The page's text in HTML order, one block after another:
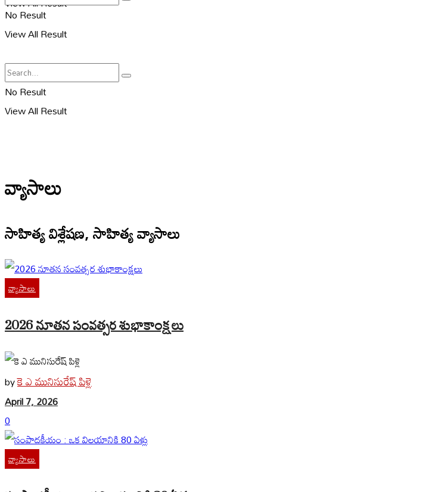
No Result
View All Result
No Result
View All Result
వ్యాసాలు
సాహిత్య విశ్లేషణ, సాహిత్య వ్యాసాలు
వ్యాసాలు
2026 నూతన సంవత్సర శుభాకాంక్షలు
byకె ఎ మునిసురేష్ పిళ్లె
April 7, 2026
0
వ్యాసాలు